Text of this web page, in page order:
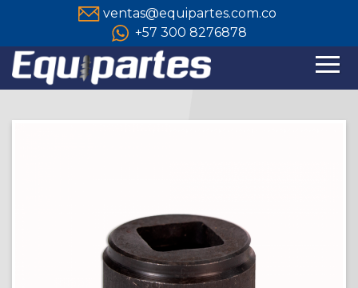
ventas@equipartes.com.co
+57 300 8276878